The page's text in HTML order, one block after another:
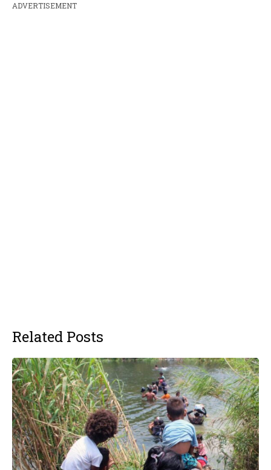
ADVERTISEMENT
Related Posts